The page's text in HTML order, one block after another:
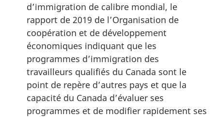
d’immigration de calibre mondial, le
rapport de 2019 de l’Organisation de
coopération et de développement
économiques indiquant que les
programmes d’immigration des
travailleurs qualifiés du Canada sont le
point de repère d’autres pays et que la
capacité du Canada d’évaluer ses
programmes et de modifier rapidement ses